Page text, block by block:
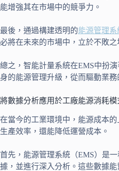
能增強其在市場中的競爭力。
最後，通過構建透明的能源管理系
必將在未來的市場中，立於不敗之
總之，智能計量系統在EMS中扮
身的能源管理升級，從而驅動業務
將數據分析應用於工廠能源消耗模
在當今的工業環境中，能源成本
生產效率，還能降低運營成本。
首先，能源管理系統（EMS）是
據，並進行深入分析。這些數據